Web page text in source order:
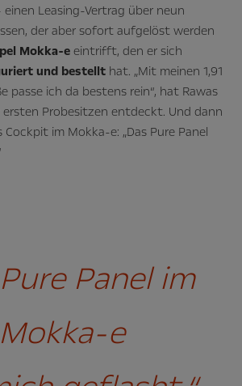
Leasing-Vertrag über neun
der aber sofort aufgelöst werden
Mokka-e eintrifft, den er sich
und bestellt hat. „Mit meinen 1,91
passe ich da bestens rein“, hat Rawas
ersten Probesitzen entdeckt. Und dann
im Mokka-e: „Das Pure Panel
Panel im
Mokka-e